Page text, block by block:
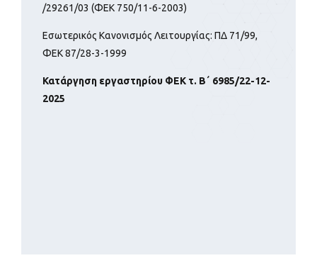
/29261/03 (ΦΕΚ 750/11-6-2003)
Εσωτερικός Κανονισμός Λειτουργίας: ΠΔ 71/99,
ΦΕΚ 87/28-3-1999
Κατάργηση εργαστηρίου ΦΕΚ τ. Β΄ 6985/22-12-
2025